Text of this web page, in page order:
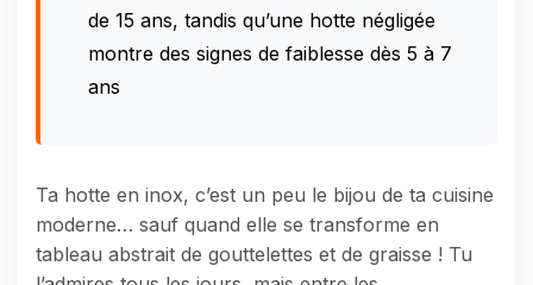
de 15 ans, tandis qu’une hotte négligée
montre des signes de faiblesse dès 5 à 7
ans
Ta hotte en inox, c’est un peu le bijou de ta cuisine
moderne… sauf quand elle se transforme en
tableau abstrait de gouttelettes et de graisse ! Tu